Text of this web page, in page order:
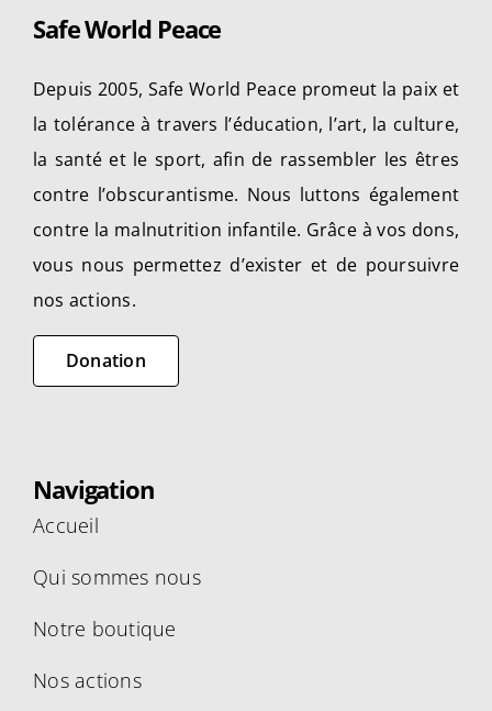
Safe World Peace
Depuis 2005, Safe World Peace promeut la paix et
la tolérance à travers l’éducation, l’art, la culture,
la santé et le sport, afin de rassembler les êtres
contre l’obscurantisme. Nous luttons également
contre la malnutrition infantile. Grâce à vos dons,
vous nous permettez d’exister et de poursuivre
nos actions.
Donation
Navigation
Accueil
Qui sommes nous
Notre boutique
Nos actions